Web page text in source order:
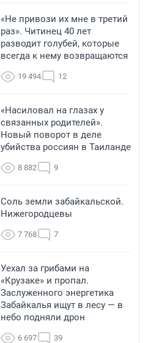
«Не привози их мне в третий
раз». Читинец 40 лет
разводит голубей, которые
всегда к нему возвращаются
19 494 12
«Насиловал на глазах у
связанных родителей».
Новый поворот в деле
убийства россиян в Таиланде
8 882 9
Соль земли забайкальской.
Нижегородцевы
7 768 7
Уехал за грибами на
«Крузаке» и пропал.
Заслуженного энергетика
Забайкалья ищут в лесу — в
небо подняли дрон
6 697 39